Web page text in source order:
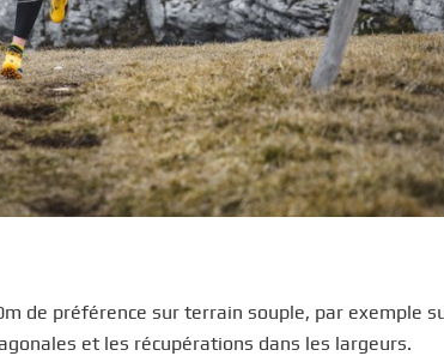
de préférence sur terrain souple, par exemple
et les récupérations dans les largeurs.